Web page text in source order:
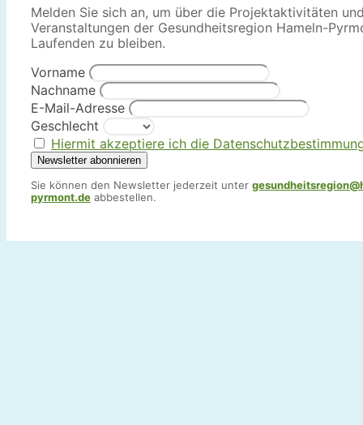
Melden Sie sich an, um über die Projektaktivitäten
Veranstaltungen der Gesundheitsregion Hameln-
Laufenden zu bleiben.
Vorname
Nachname
E-Mail-Adresse
Geschlecht
Hiermit akzeptiere ich die
Sie können den Newsletter jederzeit unter
pyrmont.de abbestellen.